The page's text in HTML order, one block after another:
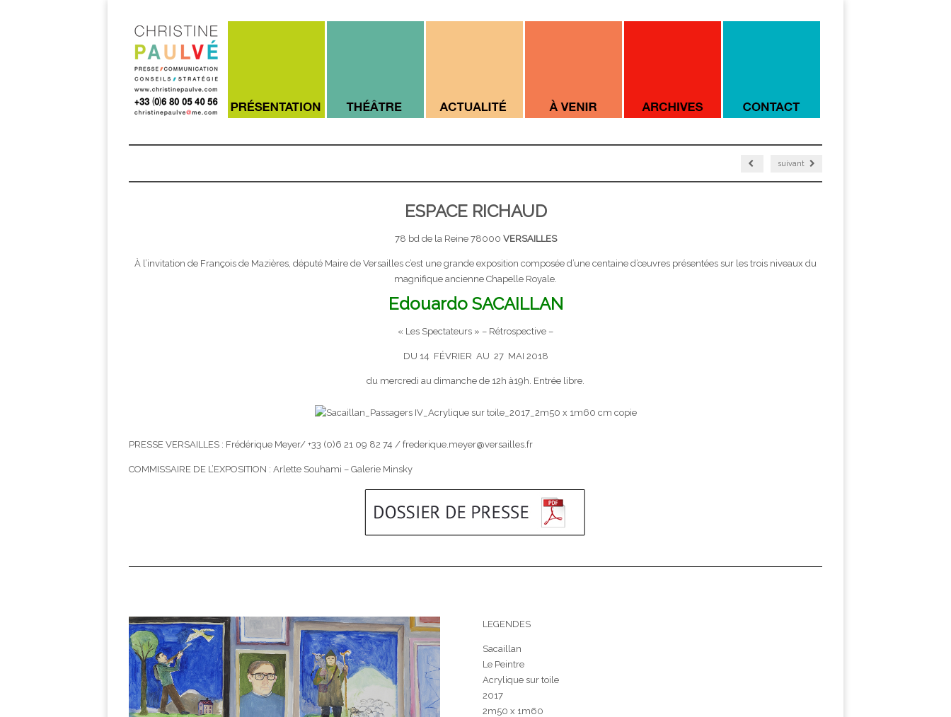
suivant
ESPACE RICHAUD
78 bd de la Reine 78000 VERSAILLES
À l’invitation de François de Mazières, député Maire de Versailles c’est une grande exposition composée d’une centaine d’œuvres présentées sur les trois niveaux du
magnifique ancienne Chapelle Royale.
Edouardo SACAILLAN
« Les Spectateurs » – Rétrospective –
DU 14 FÉVRIER AU 27 MAI 2018
du mercredi au dimanche de 12h à19h. Entrée libre.
PRESSE VERSAILLES : Frédérique Meyer/ +33 (0)6 21 09 82 74 / frederique.meyer@versailles.fr
COMMISSAIRE DE L’EXPOSITION : Arlette Souhami – Galerie Minsky
LEGENDES
Sacaillan
Le Peintre
Acrylique sur toile
2017
2m50 x 1m60